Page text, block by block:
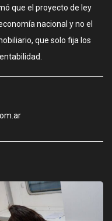
que el proyecto de ley
nacional y no el
que solo fija los